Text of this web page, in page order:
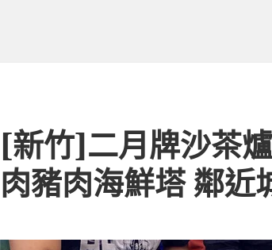
[新竹]二月牌沙茶
肉豬肉海鮮塔 鄰近